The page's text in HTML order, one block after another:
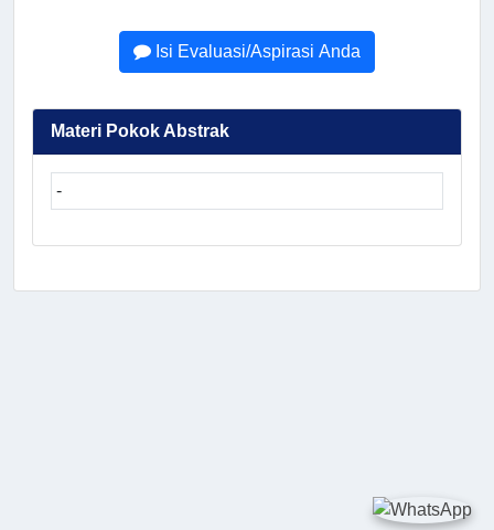
Isi Evaluasi/Aspirasi Anda
Materi Pokok Abstrak
-